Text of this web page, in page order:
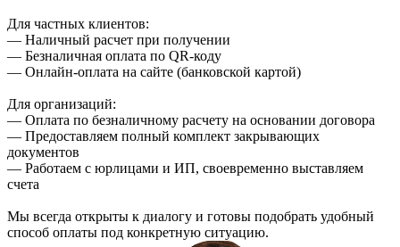
Для частных клиентов:
— Наличный расчет при получении
— Безналичная оплата по QR-коду
— Онлайн-оплата на сайте (банковской картой)
Для организаций:
— Оплата по безналичному расчету на основании договора
— Предоставляем полный комплект закрывающих
документов
— Работаем с юрлицами и ИП, своевременно выставляем
счета
Мы всегда открыты к диалогу и готовы подобрать удобный
способ оплаты под конкретную ситуацию.